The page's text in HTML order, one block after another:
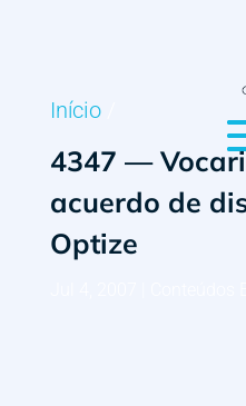
Início
4347 —
acuerdo de
Optize